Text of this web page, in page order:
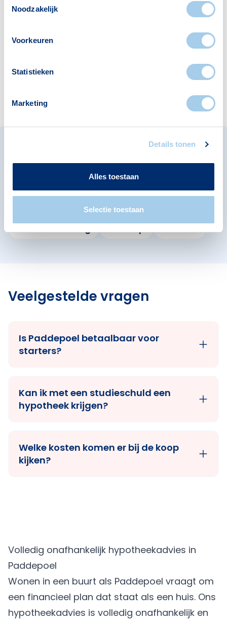
Noodzakelijk
Voorkeuren
Statistieken
Marketing
Details tonen
Alles toestaan
Selectie toestaan
Omliggende buurten in
Bekijk ook de andere buurten in de buurt.
Veelgestelde vragen
Is Paddepoel betaalbaar voor
starters?
Kan ik met een studieschuld een
hypotheek krijgen?
Welke kosten komen er bij de koop
kijken?
Volledig onafhankelijk hypotheekadvies in
Paddepoel
Wonen in een buurt als Paddepoel vraagt om
een financieel plan dat staat als een huis. Ons
hypotheekadvies is volledig onafhankelijk en